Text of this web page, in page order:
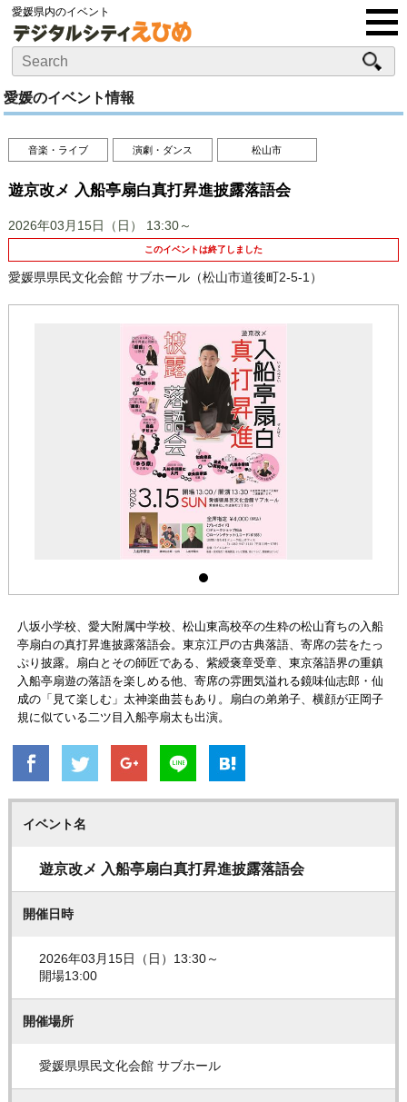
愛媛県内のイベント
愛媛のイベント情報
音楽・ライブ 演劇・ダンス 松山市
遊京改メ 入船亭扇白真打昇進披露落語会
2026年03月15日（日） 13:30～
このイベントは終了しました
愛媛県県民文化会館 サブホール（松山市道後町2-5-1）
八坂小学校、愛大附属中学校、松山東高校卒の生粋の松山育ちの入船
亭扇白の真打昇進披露落語会。東京江戸の古典落語、寄席の芸をたっ
ぷり披露。扇白とその師匠である、紫綬褒章受章、東京落語界の重鎮
入船亭扇遊の落語を楽しめる他、寄席の雰囲気溢れる鏡味仙志郎・仙
成の「見て楽しむ」太神楽曲芸もあり。扇白の弟弟子、横顔が正岡子
規に似ている二ツ目入船亭扇太も出演。
イベント名
遊京改メ 入船亭扇白真打昇進披露落語会
開催日時
2026年03月15日（日）13:30～
開場13:00
開催場所
愛媛県県民文化会館 サブホール